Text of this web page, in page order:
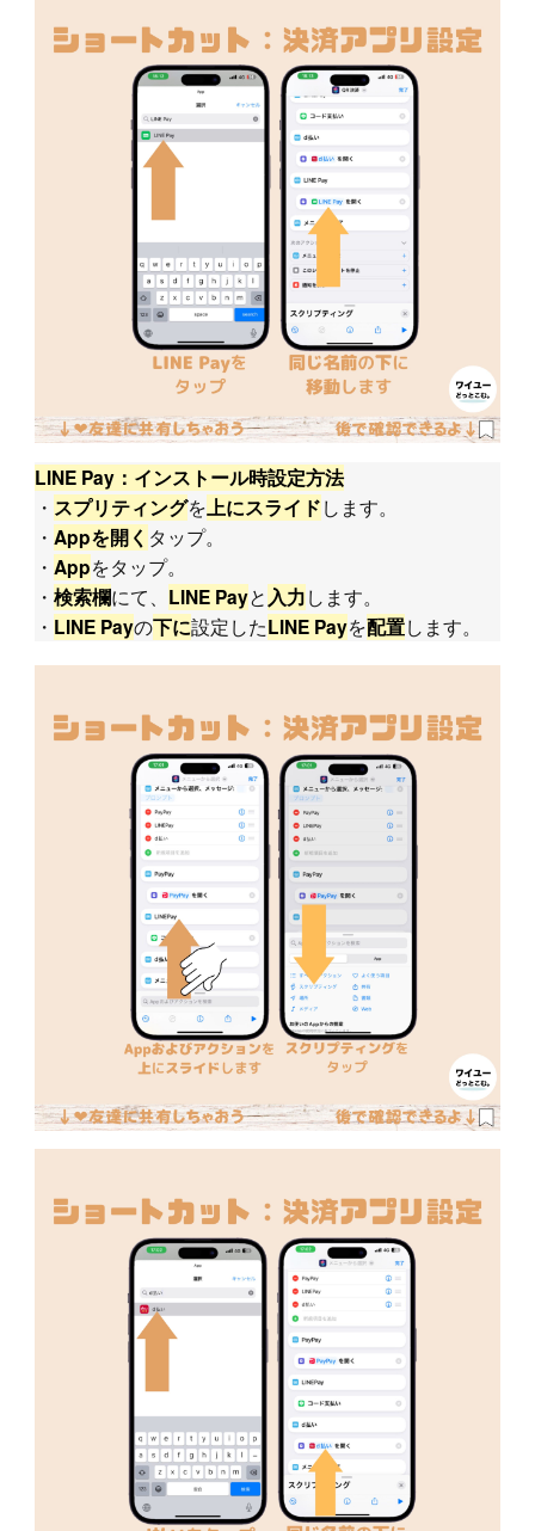
LINE Pay：インストール時設定方法
・ スプリティングを上にスライドします。
・ Appを開く タップ。
・ Appをタップ。
・ 検索欄にて、 LINE Payと 入力します。
・ LINE Payの下に設定したLINE Payを配置します。